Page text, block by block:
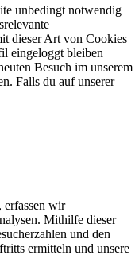
unbedingt notwendig
dieser Art von Cookies
eingeloggt bleiben
Besuch im unserem
Falls du auf unserer
erfassen wir
Mithilfe dieser
und den
ermitteln und unsere